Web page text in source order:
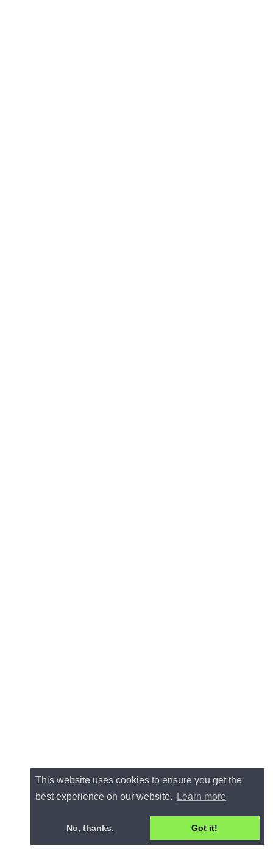
This website uses cookies to ensure you get the
best experience on our website.
Learn more
No, thanks. Got it!